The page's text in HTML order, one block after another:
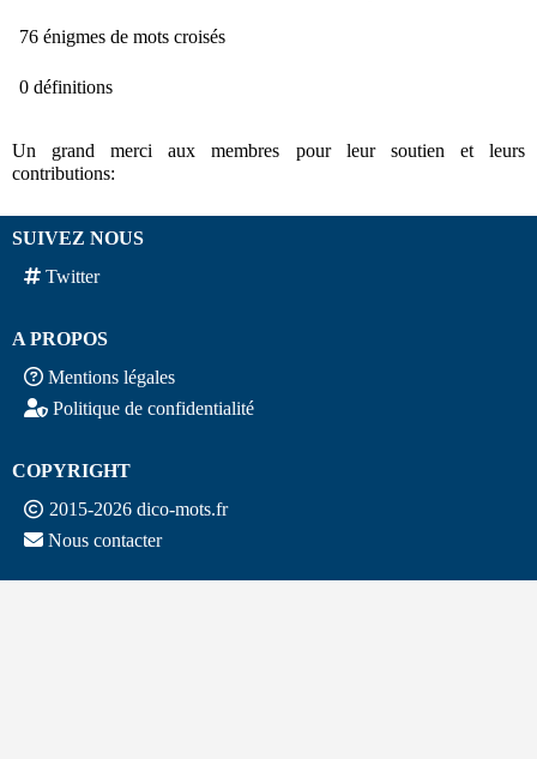
76 énigmes de mots croisés
0 définitions
Un grand merci aux membres pour leur soutien et leurs
contributions:
SUIVEZ NOUS
Twitter
A PROPOS
Mentions légales
Politique de confidentialité
COPYRIGHT
2015-2026 dico-mots.fr
Nous contacter